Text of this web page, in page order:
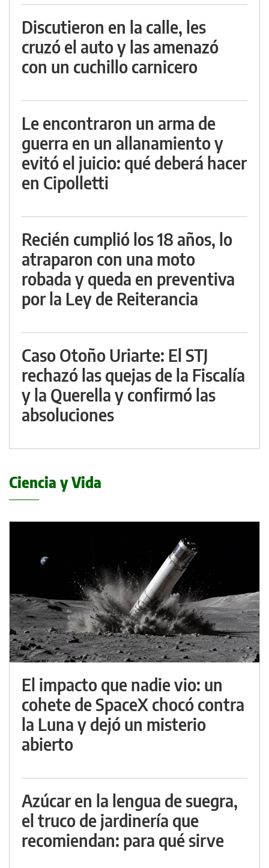
Discutieron en la calle, les
cruzó el auto y las amenazó
con un cuchillo carnicero
Le encontraron un arma de
guerra en un allanamiento y
evitó el juicio: qué deberá hacer
en Cipolletti
Recién cumplió los 18 años, lo
atraparon con una moto
robada y queda en preventiva
por la Ley de Reiterancia
Caso Otoño Uriarte: El STJ
rechazó las quejas de la Fiscalía
y la Querella y confirmó las
absoluciones
Ciencia y Vida
El impacto que nadie vio: un
cohete de SpaceX chocó contra
la Luna y dejó un misterio
abierto
Azúcar en la lengua de suegra,
el truco de jardinería que
recomiendan: para qué sirve